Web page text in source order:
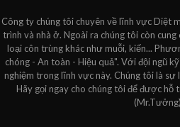
Công ty chúng tôi chuyên về lĩnh vực Diệt
trình và nhà ở. Ngoài ra chúng tôi còn
loại côn trùng khác như muỗi, kiến...
chóng - An toàn - Hiệu quả". Với đội ngũ
nghiệm trong lĩnh vực này. Chúng tôi là sự
Hãy gọi ngay cho chúng tôi để được